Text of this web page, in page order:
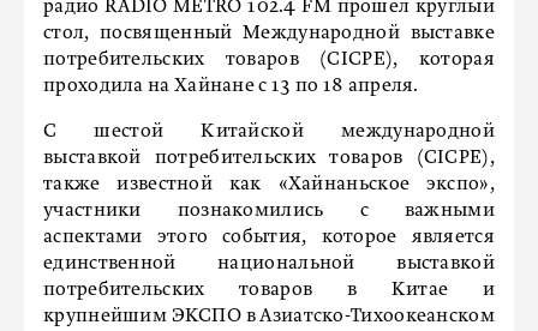
радио RADIO METRO 102.4 FM прошел круглый
стол, посвященный Международной выставке
потребительских товаров (CICPE), которая
проходила на Хайнане с 13 по 18 апреля.
С шестой Китайской международной
выставкой потребительских товаров (CICPE),
также известной как «Хайнаньское экспо»,
участники познакомились с важными
аспектами этого события, которое является
единственной национальной выставкой
потребительских товаров в Китае и
крупнейшим ЭКСПО в Азиатско-Тихоокеанском